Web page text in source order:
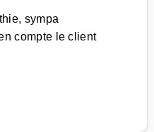
sympa
compte le client